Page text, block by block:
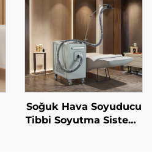
Soğuk Hava Soyuducu
Tibbi Soyutma Sistemi